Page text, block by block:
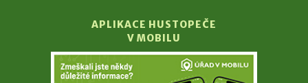
APLIKACE HUSTOPEČE
V MOBILU